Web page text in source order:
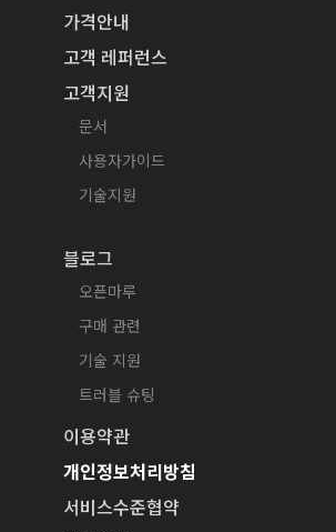
가격안내
고객 레퍼런스
고객지원
문서
사용자가이드
기술지원
블로그
오픈마루
구매 관련
기술 지원
트러블 슈팅
이용약관
개인정보처리방침
서비스수준협약